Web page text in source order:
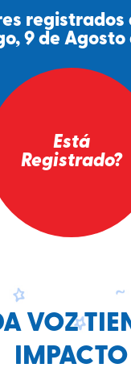
registrados
9 de
Está
Registrado?
VOZ
IMPACTO